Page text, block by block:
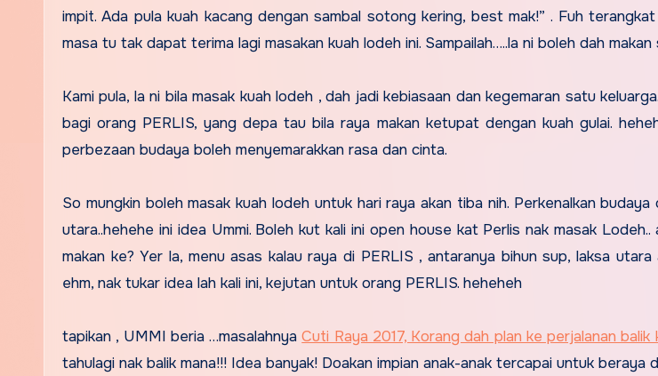
impit. Ada pula kuah kacang dengan sambal sotong kering, best mak!” . Fuh
masa tu tak dapat terima lagi masakan kuah lodeh ini. Sampailah…..la ni boleh dah makan
Kami pula, la ni bila masak kuah lodeh , dah jadi kebiasaan dan kegemaran satu
bagi orang PERLIS, yang depa tau bila raya makan ketupat dengan kuah gulai.
perbezaan budaya boleh menyemarakkan rasa dan cinta.
So mungkin boleh masak kuah lodeh untuk hari raya akan tiba nih. Perkenalkan
utara..hehehe ini idea Ummi. Boleh kut kali ini open house kat Perlis nak masak
makan ke? Yer la, menu asas kalau raya di PERLIS , antaranya bihun sup, laksa
ehm, nak tukar idea lah kali ini, kejutan untuk orang PERLIS. heheheh
tapikan , UMMI beria …masalahnyaCuti Raya 2017, Korang dah plan ke perjalanan balik
tahulagi nak balik mana!!! Idea banyak! Doakan impian anak-anak tercapai untuk beraya